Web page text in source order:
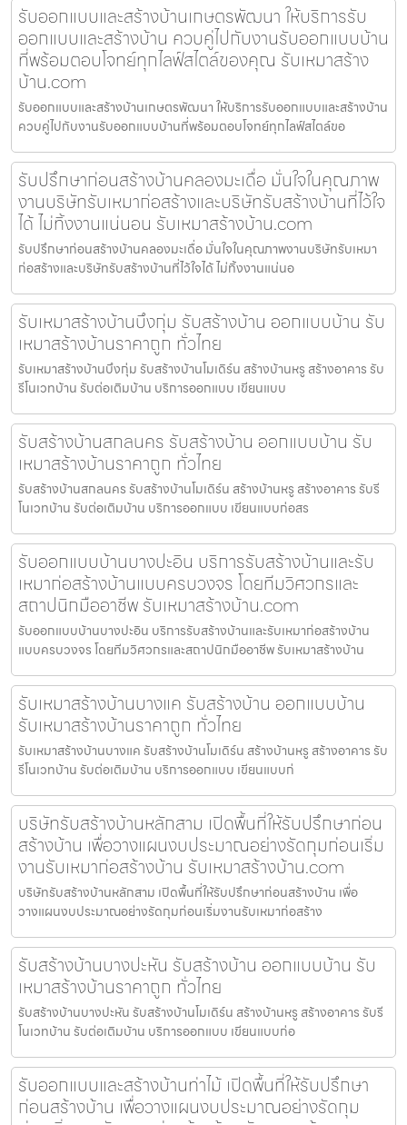
รับออกแบบและสร้างบ้านเกษตรพัฒนา ให้บริการรับ
ออกแบบและสร้างบ้าน ควบคู่ไปกับงานรับออกแบบบ้าน
ที่พร้อมตอบโจทย์ทุกไลฟ์สไตล์ของคุณ รับเหมาสร้าง
บ้าน.com
รับออกแบบและสร้างบ้านเกษตรพัฒนา ให้บริการรับออกแบบและสร้างบ้าน
ควบคู่ไปกับงานรับออกแบบบ้านที่พร้อมตอบโจทย์ทุกไลฟ์สไตล์ขอ
รับปรึกษาก่อนสร้างบ้านคลองมะเดื่อ มั่นใจในคุณภาพ
งานบริษัทรับเหมาก่อสร้างและบริษัทรับสร้างบ้านที่ไว้ใจ
ได้ ไม่ทิ้งงานแน่นอน รับเหมาสร้างบ้าน.com
รับปรึกษาก่อนสร้างบ้านคลองมะเดื่อ มั่นใจในคุณภาพงานบริษัทรับเหมา
ก่อสร้างและบริษัทรับสร้างบ้านที่ไว้ใจได้ ไม่ทิ้งงานแน่นอ
รับเหมาสร้างบ้านบึงกุ่ม รับสร้างบ้าน ออกแบบบ้าน รับ
เหมาสร้างบ้านราคาถูก ทั่วไทย
รับเหมาสร้างบ้านบึงกุ่ม รับสร้างบ้านโมเดิร์น สร้างบ้านหรู สร้างอาคาร รับ
รีโนเวทบ้าน รับต่อเติมบ้าน บริการออกแบบ เขียนแบบ
รับสร้างบ้านสกลนคร รับสร้างบ้าน ออกแบบบ้าน รับ
เหมาสร้างบ้านราคาถูก ทั่วไทย
รับสร้างบ้านสกลนคร รับสร้างบ้านโมเดิร์น สร้างบ้านหรู สร้างอาคาร รับรี
โนเวทบ้าน รับต่อเติมบ้าน บริการออกแบบ เขียนแบบก่อสร
รับออกแบบบ้านบางปะอิน บริการรับสร้างบ้านและรับ
เหมาก่อสร้างบ้านแบบครบวงจร โดยทีมวิศวกรและ
สถาปนิกมืออาชีพ รับเหมาสร้างบ้าน.com
รับออกแบบบ้านบางปะอิน บริการรับสร้างบ้านและรับเหมาก่อสร้างบ้าน
แบบครบวงจร โดยทีมวิศวกรและสถาปนิกมืออาชีพ รับเหมาสร้างบ้าน
รับเหมาสร้างบ้านบางแค รับสร้างบ้าน ออกแบบบ้าน
รับเหมาสร้างบ้านราคาถูก ทั่วไทย
รับเหมาสร้างบ้านบางแค รับสร้างบ้านโมเดิร์น สร้างบ้านหรู สร้างอาคาร รับ
รีโนเวทบ้าน รับต่อเติมบ้าน บริการออกแบบ เขียนแบบก่
บริษัทรับสร้างบ้านหลักสาม เปิดพื้นที่ให้รับปรึกษาก่อน
สร้างบ้าน เพื่อวางแผนงบประมาณอย่างรัดกุมก่อนเริ่ม
งานรับเหมาก่อสร้างบ้าน รับเหมาสร้างบ้าน.com
บริษัทรับสร้างบ้านหลักสาม เปิดพื้นที่ให้รับปรึกษาก่อนสร้างบ้าน เพื่อ
วางแผนงบประมาณอย่างรัดกุมก่อนเริ่มงานรับเหมาก่อสร้าง
รับสร้างบ้านบางปะหัน รับสร้างบ้าน ออกแบบบ้าน รับ
เหมาสร้างบ้านราคาถูก ทั่วไทย
รับสร้างบ้านบางปะหัน รับสร้างบ้านโมเดิร์น สร้างบ้านหรู สร้างอาคาร รับรี
โนเวทบ้าน รับต่อเติมบ้าน บริการออกแบบ เขียนแบบก่อ
รับออกแบบและสร้างบ้านท่าไม้ เปิดพื้นที่ให้รับปรึกษา
ก่อนสร้างบ้าน เพื่อวางแผนงบประมาณอย่างรัดกุม